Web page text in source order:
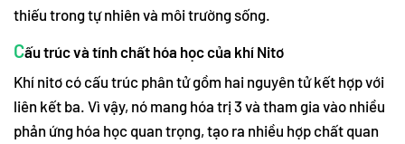
thiếu trong tự nhiên và môi trường sống.
Cấu trúc và tính chất hóa học của khí Nitơ
Khí nitơ có cấu trúc phân tử gồm hai nguyên tử kết hợp với
liên kết ba. Vì vậy, nó mang hóa trị 3 và tham gia vào nhiều
phản ứng hóa học quan trọng, tạo ra nhiều hợp chất quan